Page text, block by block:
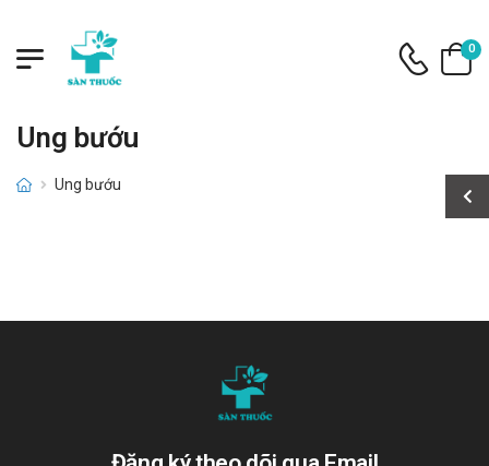
0
Ung bướu
Ung bướu